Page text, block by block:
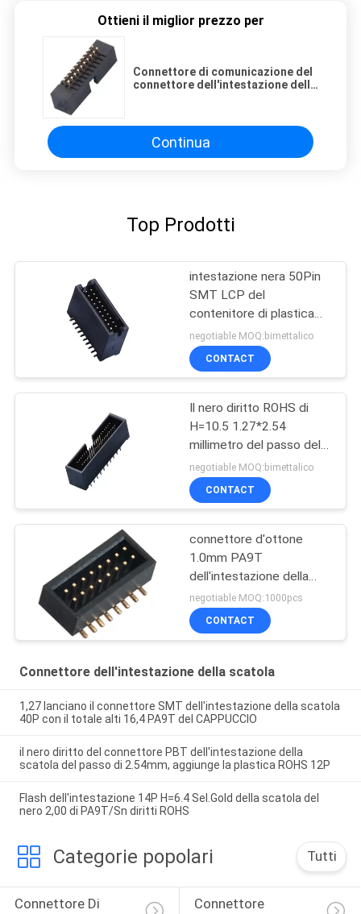
Ottieni il miglior prezzo per
Connettore di comunicazione del
connettore dell'intestazione della
Continua
Top Prodotti
intestazione nera 50Pin
SMT LCP del
contenitore di plastica
1,27 con il materiale ad
alta temperatura ROHS di
Diff.Post
negotiable MOQ:bimettalico
CONTACT
Il nero diritto ROHS di
H=10.5 1.27*2.54
millimetro del passo della
scatola del connettore
tetrastico PA9T
dell'intestazione
negotiable MOQ:bimettalico
CONTACT
connettore d'ottone
1.0mm PA9T
dell'intestazione della
scatola di SMT
dell'istantaneo dell'oro di
Pin 2* 8
negotiable MOQ:1000pcs
CONTACT
Connettore dell'intestazione della scatola
1,27 lanciano il connettore SMT dell'intestazione della scatola
40P con il totale alti 16,4 PA9T del CAPPUCCIO
il nero diritto del connettore PBT dell'intestazione della
scatola del passo di 2.54mm, aggiunge la plastica ROHS 12P
Flash dell'intestazione 14P H=6.4 Sel.Gold della scatola del
nero 2,00 di PA9T/Sn diritti ROHS
Categorie popolari Tutti
Connettore Di
Connettore